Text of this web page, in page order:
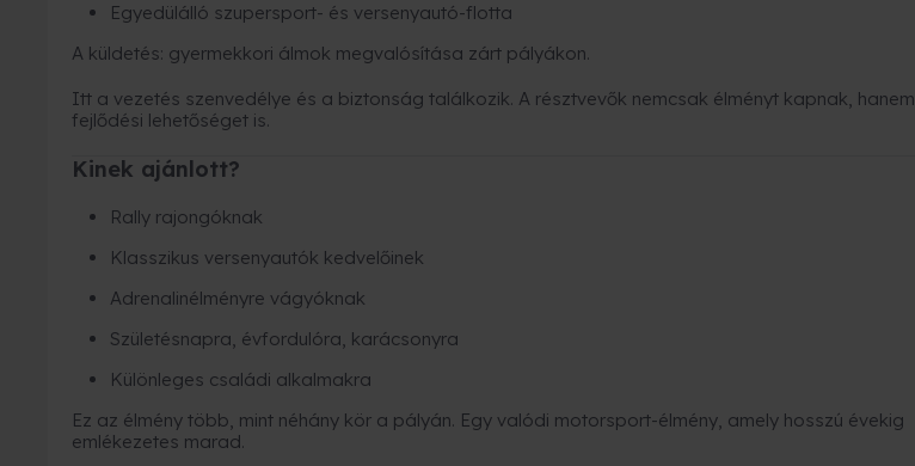
Egyedülálló szupersport- és versenyautó-flotta
A küldetés: gyermekkori álmok megvalósítása zárt pályákon.
Itt a vezetés szenvedélye és a biztonság találkozik. A résztvevők nemcsak élményt kapnak, hanem
fejlődési lehetőséget is.
Kinek ajánlott?
Rally rajongóknak
Klasszikus versenyautók kedvelőinek
Adrenalinélményre vágyóknak
Születésnapra, évfordulóra, karácsonyra
Különleges családi alkalmakra
Ez az élmény több, mint néhány kör a pályán. Egy valódi motorsport-élmény, amely hosszú évekig
emlékezetes marad.